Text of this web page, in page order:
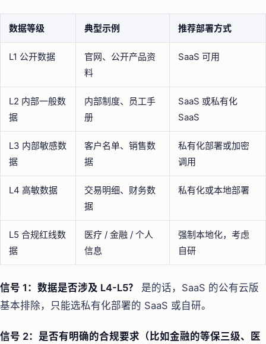
数据等级 典型示例 推荐部署方式
L1 公开数据
官网、公开产品资
料
SaaS 可用
L2 内部一般数
据
内部制度、员工手
册
SaaS 或私有化
SaaS
L3 内部敏感数
据
客户名单、销售数
据
私有化部署或加密
调用
L4 高敏数据
交易明细、财务数
据
私有化或本地部署
L5 合规红线数
据
医疗 / 金融 / 个人
信息
强制本地化，考虑
自研
信号 1：数据是否涉及 L4-L5？
是的话，SaaS 的公有云版
基本排除，只能选私有化部署的 SaaS 或自研。
信号 2：是否有明确的合规要求（比如金融的等保三级、医